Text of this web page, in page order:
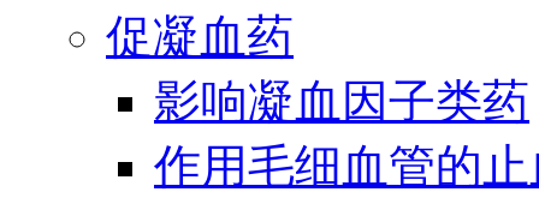
促凝血药
影响凝血因子类药
作用毛细血管的